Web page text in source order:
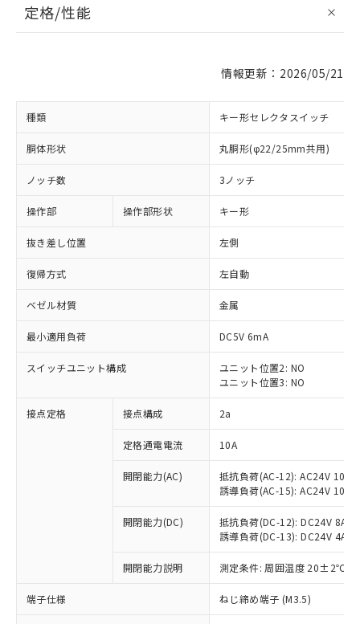
定格/性能
情報更新：2026/05/21
種類 キー形セレクタスイッチ
胴体形状 丸胴形(φ22/25mm共用)
ノッチ数 3ノッチ
操作部 操作部形状 キー形
抜き差し位置 左側
復帰方式 左自動
ベゼル材質 金属
最小適用負荷 DC5V 6mA
スイッチユニット構成
ユニット位置2: NO
ユニット位置3: NO
接点定格 接点構成 2a
定格通電電流 10A
開閉能力(AC)
抵抗負荷(AC-12): AC24V 10A/
誘導負荷(AC-15): AC24V
開閉能力(DC)
抵抗負荷(DC-12): DC24V 8A/
誘導負荷(DC-13): DC24V 4A/
開閉能力説明 測定条件: 周囲温度 20±2℃、
端子仕様 ねじ締め端子 (M3.5)
ご利用条件
以下の条件をお読みいただき、同意のうえ
対応済み：EU RoHS指令（10物質）の
非含有に対応した製品が提供可能な商品で
対応予定：EU RoHS指令（10物質）の非含
有に対応した製品に切り替える予定のある
対応予定なし：EU RoHS指令（10物質）の
非含有に非対応の商品で、対応品を出す予